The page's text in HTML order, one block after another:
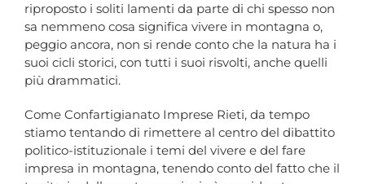
riproposto i soliti lamenti da parte di chi spesso non
sa nemmeno cosa significa vivere in montagna o,
peggio ancora, non si rende conto che la natura ha i
suoi cicli storici, con tutti i suoi risvolti, anche quelli
più drammatici.
Come Confartigianato Imprese Rieti, da tempo
stiamo tentando di rimettere al centro del dibattito
politico-istituzionale i temi del vivere e del fare
impresa in montagna, tenendo conto del fatto che il